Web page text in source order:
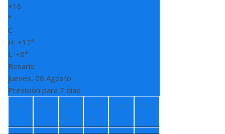
+16
°
C
H: +17°
L: +8°
Rosario
Jueves, 06 Agosto
Previsión para 7 días
Mi
é
Vie
Sá
b
Do
m
Lun
Ma
r